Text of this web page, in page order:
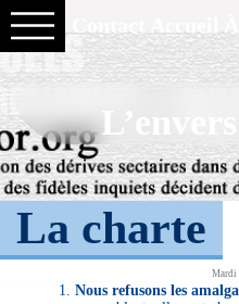
La charte
Mardi
Nous refusons les